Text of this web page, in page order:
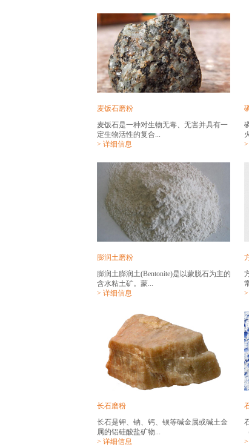
麦饭石磨粉
麦饭石是一种对生物无毒、无害并具有一
定生物活性的复合...
> 详细信息
膨润土磨粉
膨润土膨润土(Bentonite)是以蒙脱石为主的
含水粘土矿。蒙...
> 详细信息
长石磨粉
长石是钾、钠、钙、钡等碱金属或碱土金
属的铝硅酸盐矿物...
> 详细信息